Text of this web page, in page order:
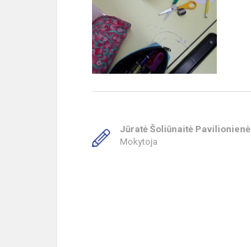
Jūratė Šoliūnaitė Pavilionienė
Mokytoja